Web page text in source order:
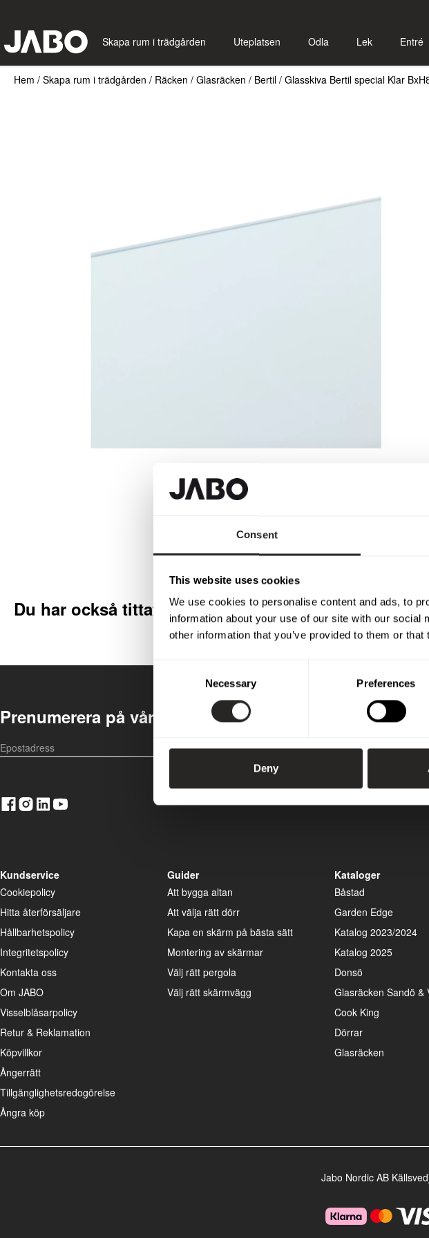
Consent
This website uses cookies
We use cookies to personalise content and ads, to
information about your use of our site with our
other information that you’ve provided to them or
Consent
Necessary Preferences
Deny
Skapa rum i trädgården Uteplatsen Odla Lek Entré
Hem / Skapa rum i trädgården / Räcken / Glasräcken / Bertil / Glasskiva Bertil special Klar
Du har också tittat på
Prenumerera på vårt nyhetsbrev
OK
Kundservice
Cookiepolicy
Hitta återförsäljare
Hållbarhetspolicy
Integritetspolicy
Kontakta oss
Om JABO
Visselblåsarpolicy
Retur & Reklamation
Köpvillkor
Ångerrätt
Tillgänglighetsredogörelse
Ångra köp
Guider
Att bygga altan
Att välja rätt dörr
Kapa en skärm på bästa sätt
Montering av skärmar
Välj rätt pergola
Välj rätt skärmvägg
Kataloger
Båstad
Garden Edge
Katalog 2023/2024
Katalog 2025
Donsö
Glasräcken Sandö &
Cook King
Dörrar
Glasräcken
Jabo Nordic AB